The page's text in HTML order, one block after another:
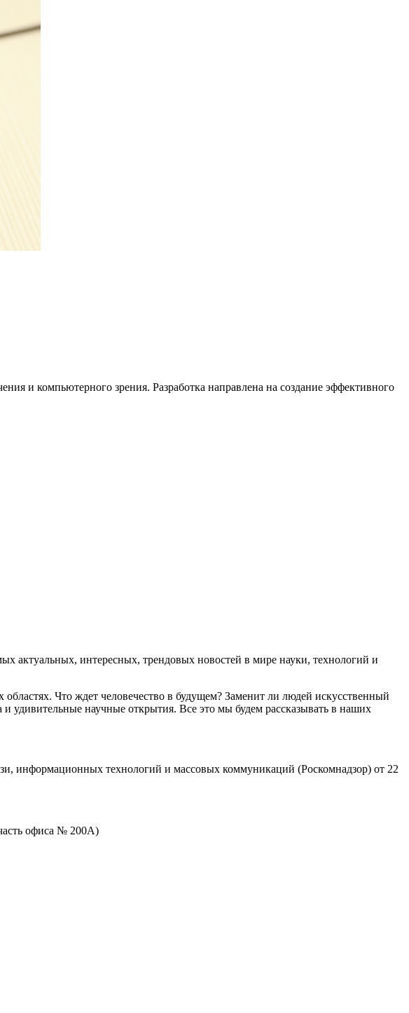
и компьютерного зрения. Разработка направлена на создание эффективного
актуальных, интересных, трендовых новостей в мире науки, технологий и
Что ждет человечество в будущем? Заменит ли людей искусственный
удивительные научные открытия. Все это мы будем рассказывать в наших
информационных технологий и массовых коммуникаций (Роскомнадзор) от 22
офиса № 200А)